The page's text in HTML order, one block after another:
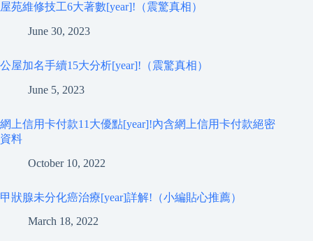
屋苑維修技工6大著數[year]!（震驚真相）
June 30, 2023
公屋加名手續15大分析[year]!（震驚真相）
June 5, 2023
網上信用卡付款11大優點[year]!內含網上信用卡付款絕密
資料
October 10, 2022
甲狀腺未分化癌治療[year]詳解!（小編貼心推薦）
March 18, 2022